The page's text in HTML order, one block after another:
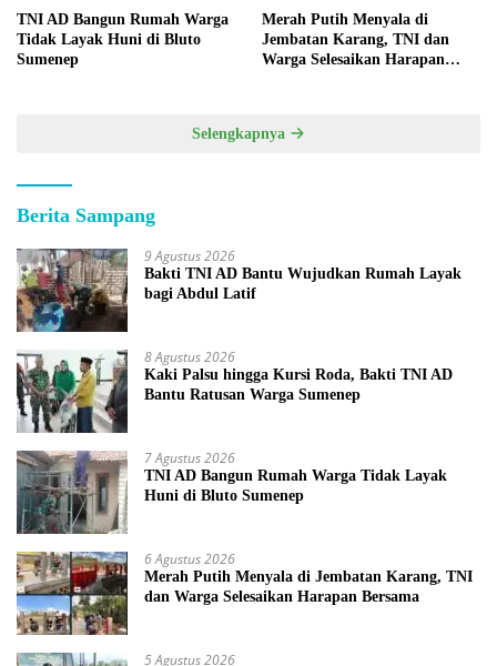
TNI AD Bangun Rumah Warga
Tidak Layak Huni di Bluto
Sumenep
Merah Putih Menyala di
Jembatan Karang, TNI dan
Warga Selesaikan Harapan
Selengkapnya
Berita Sampang
9 Agustus 2026
Bakti TNI AD Bantu Wujudkan Rumah Layak
bagi Abdul Latif
8 Agustus 2026
Kaki Palsu hingga Kursi Roda, Bakti TNI AD
Bantu Ratusan Warga Sumenep
7 Agustus 2026
TNI AD Bangun Rumah Warga Tidak Layak
Huni di Bluto Sumenep
6 Agustus 2026
Merah Putih Menyala di Jembatan Karang, TNI
dan Warga Selesaikan Harapan Bersama
5 Agustus 2026